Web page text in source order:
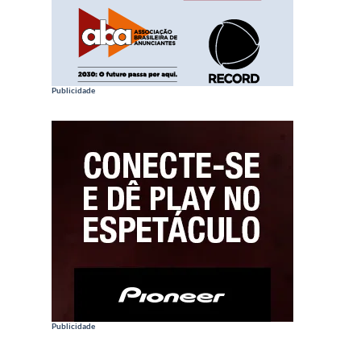
Publicidade
Publicidade